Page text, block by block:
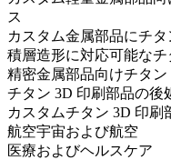
ス
カスタム金属部品にチ
積層造形に対応可能なチ
精密金属部品向けチタ
チタン 3D 印刷部品の後
カスタムチタン 3D 印刷
航空宇宙および航空
医療およびヘルスケア